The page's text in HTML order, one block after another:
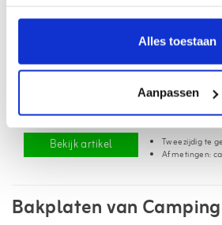
Alles toestaan
Aanpassen
Bekijk artikel
bakplaat 2
€62,95
Op
Tweezijdig te
Afmetingen:
Bakplaten van